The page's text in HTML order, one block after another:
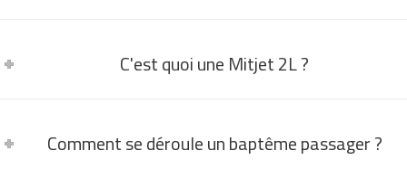
C'est quoi une Mitjet 2L ?
Comment se déroule un baptême passager ?